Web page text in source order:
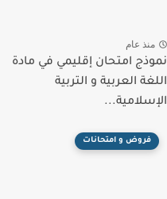
منذ عام
نموذج امتحان إقليمي في مادة
اللغة العربية و التربية
الإسلامية...
فروض و امتحانات